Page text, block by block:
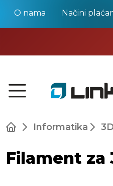
O nama Načini
Informatika
Filament za